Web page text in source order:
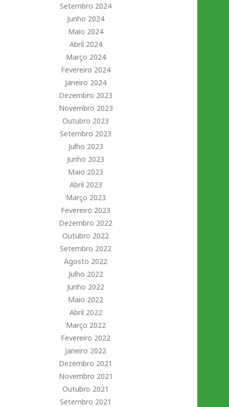
Setembro 2024
Junho 2024
Maio 2024
Abril 2024
Março 2024
Fevereiro 2024
Janeiro 2024
Dezembro 2023
Novembro 2023
Outubro 2023
Setembro 2023
Julho 2023
Junho 2023
Maio 2023
Abril 2023
Março 2023
Fevereiro 2023
Dezembro 2022
Outubro 2022
Setembro 2022
Agosto 2022
Julho 2022
Junho 2022
Maio 2022
Abril 2022
Março 2022
Fevereiro 2022
Janeiro 2022
Dezembro 2021
Novembro 2021
Outubro 2021
Setembro 2021